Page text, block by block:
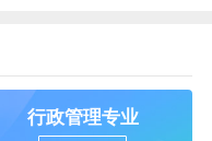
行政管理专业